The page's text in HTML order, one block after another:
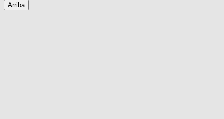
Arriba